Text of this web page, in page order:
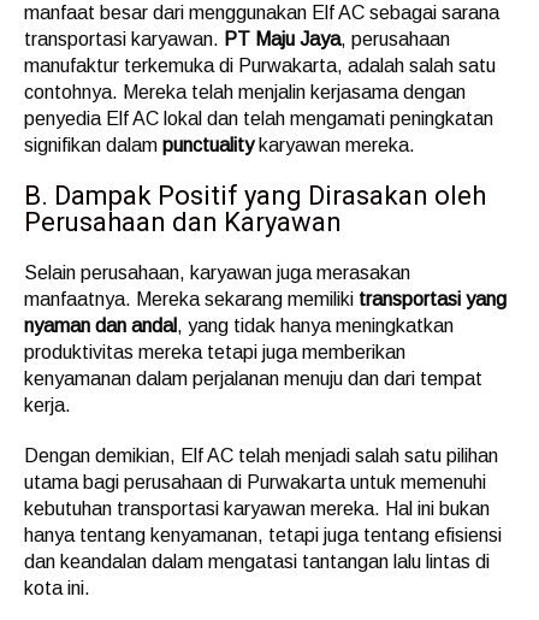
manfaat besar dari menggunakan Elf AC sebagai sarana
transportasi karyawan. PT Maju Jaya, perusahaan
manufaktur terkemuka di Purwakarta, adalah salah satu
contohnya. Mereka telah menjalin kerjasama dengan
penyedia Elf AC lokal dan telah mengamati peningkatan
signifikan dalam punctualitykaryawan mereka.
B. Dampak Positif yang Dirasakan oleh
Perusahaan dan Karyawan
Selain perusahaan, karyawan juga merasakan
manfaatnya. Mereka sekarang memiliki transportasi yang
nyaman dan andal, yang tidak hanya meningkatkan
produktivitas mereka tetapi juga memberikan
kenyamanan dalam perjalanan menuju dan dari tempat
kerja.
Dengan demikian, Elf AC telah menjadi salah satu pilihan
utama bagi perusahaan di Purwakarta untuk memenuhi
kebutuhan transportasi karyawan mereka. Hal ini bukan
hanya tentang kenyamanan, tetapi juga tentang efisiensi
dan keandalan dalam mengatasi tantangan lalu lintas di
kota ini.